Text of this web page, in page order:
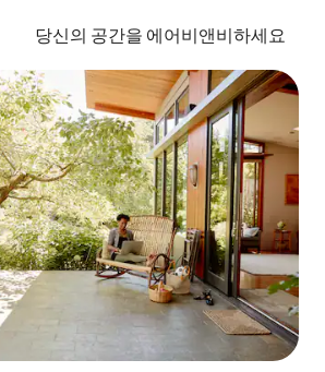
당신의 공간을 에어비앤비하세요